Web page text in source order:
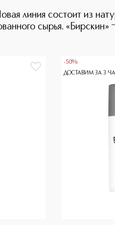
линия состоит из
сырья. «Бирскин»
-50%
ДОСТАВИМ ЗА 3